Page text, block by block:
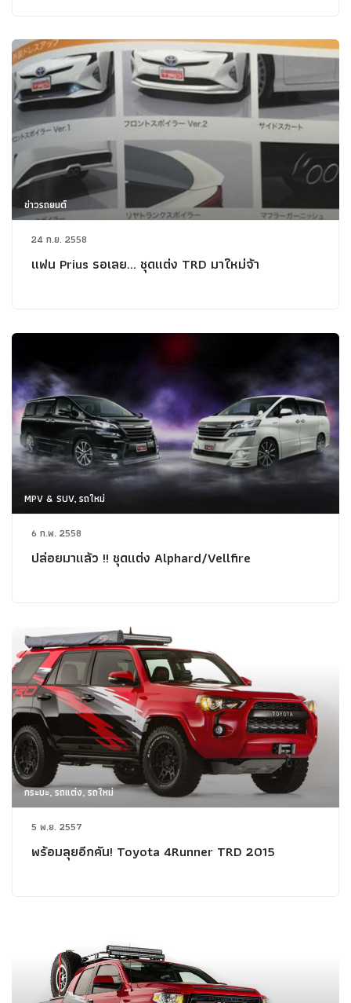
ข่าวรถยนต์
24 ก.ย. 2558
แฟน Prius รอเลย... ชุดแต่ง TRD มาใหม่จ้า
MPV & SUV, รถใหม่
6 ก.พ. 2558
ปล่อยมาแล้ว !! ชุดแต่ง Alphard/Vellfire
กระบะ, รถแต่ง, รถใหม่
5 พ.ย. 2557
พร้อมลุยอีกคัน! Toyota 4Runner TRD 2015